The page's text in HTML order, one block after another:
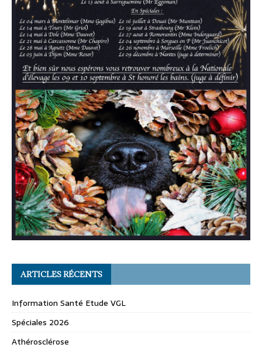
ARTICLES RÉCENTS
Information Santé Etude VGL
Spéciales 2026
Athérosclérose